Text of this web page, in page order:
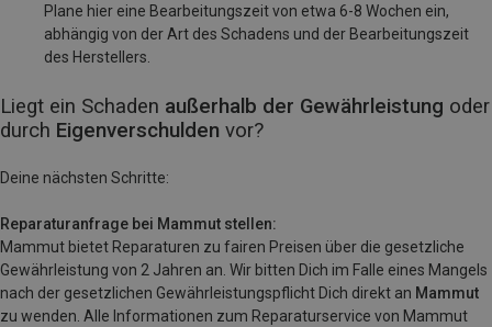
Plane hier eine Bearbeitungszeit von etwa 6-8 Wochen ein,
abhängig von der Art des Schadens und der Bearbeitungszeit
des Herstellers.
Liegt ein Schaden außerhalb der Gewährleistung oder
durch Eigenverschulden vor?
Deine nächsten Schritte:
Reparaturanfrage bei Mammut stellen:
Mammut bietet Reparaturen zu fairen Preisen über die gesetzliche
Gewährleistung von 2 Jahren an. Wir bitten Dich im Falle eines Mangels
nach der gesetzlichen Gewährleistungspflicht Dich direkt an Mammut
zu wenden. Alle Informationen zum Reparaturservice von Mammut